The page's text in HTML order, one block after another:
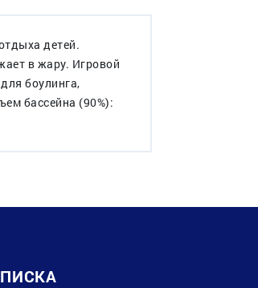
детей.
в жару. Игровой
боулинга,
бассейна (90%):